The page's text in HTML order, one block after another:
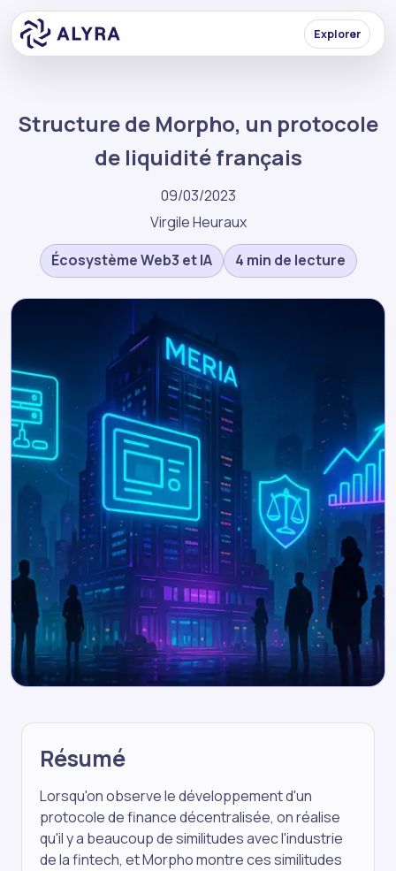
Explorer
Structure de Morpho, un protocole
de liquidité français
09/03/2023
Virgile Heuraux
Écosystème Web3 et IA
4 min de lecture
Résumé
Lorsqu'on observe le développement d'un
protocole de finance décentralisée, on réalise
qu'il y a beaucoup de similitudes avec l'industrie
de la fintech, et Morpho montre ces similitudes